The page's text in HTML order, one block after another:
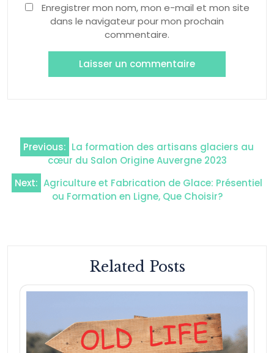
Enregistrer mon nom, mon e-mail et mon site
dans le navigateur pour mon prochain
commentaire.
Navigation
de
l’article
Previous: La formation des artisans glaciers au
cœur du Salon Origine Auvergne 2023
Next: Agriculture et Fabrication de Glace: Présentiel
ou Formation en Ligne, Que Choisir?
Related Posts